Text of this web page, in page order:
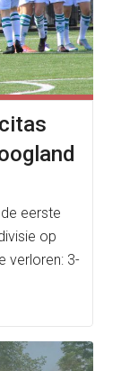
eerste
op
verloren: 3-